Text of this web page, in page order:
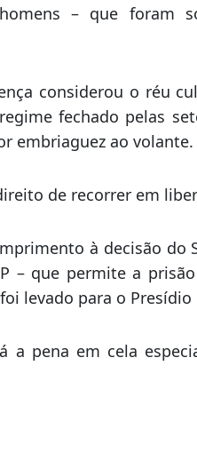
falar de novo e a
para dar
– que foram
fechado pelas
embriaguez ao volante.
à decisão do
levado para o Presídio